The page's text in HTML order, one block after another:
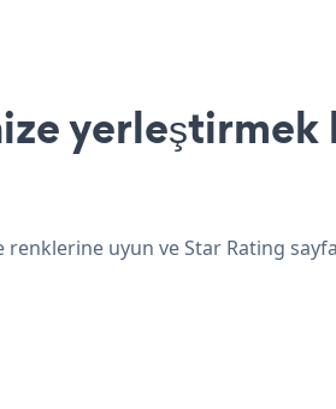
uyun ve Star Rating